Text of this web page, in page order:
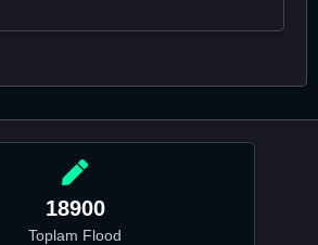
18900
Toplam Flood